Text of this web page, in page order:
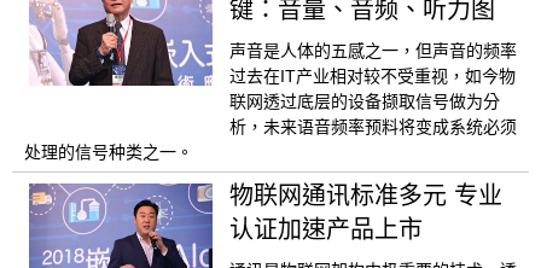
键：音量、音频、听力图
声音是人体的五感之一，但声音的频率
过去在IT产业相对较不受重视，如今物
联网透过底层的设备撷取信号做为分
析，未来语音频率预料将变成系统必须
处理的信号种类之一。
物联网通讯标准多元 专业
认证加速产品上市